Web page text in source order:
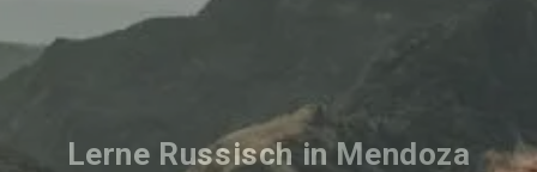
Lerne Russisch in Mendoza